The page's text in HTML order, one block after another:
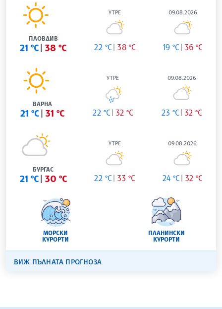
ПЛОВДИВ
21 °C 38 °C
УТРЕ
22 °C 38 °C
09.08.2026
19 °C 36 °C
ВАРНА
21 °C 31 °C
УТРЕ
22 °C 32 °C
09.08.2026
23 °C 32 °C
БУРГАС
21 °C 30 °C
УТРЕ
22 °C 33 °C
09.08.2026
24 °C 32 °C
МОРСКИ
КУРОРТИ
ПЛАНИНСКИ
КУРОРТИ
ВИЖ ПЪЛНАТА ПРОГНОЗА